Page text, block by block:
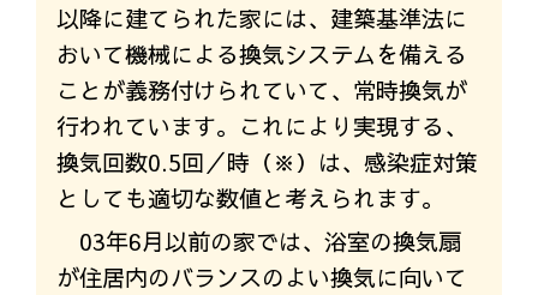
以降に建てられた家には、建築基準法に
おいて機械による換気システムを備える
ことが義務付けられていて、常時換気が
行われています。これにより実現する、
換気回数0.5回／時（※）は、感染症対策
としても適切な数値と考えられます。
03年6月以前の家では、浴室の換気扇
が住居内のバランスのよい換気に向いて